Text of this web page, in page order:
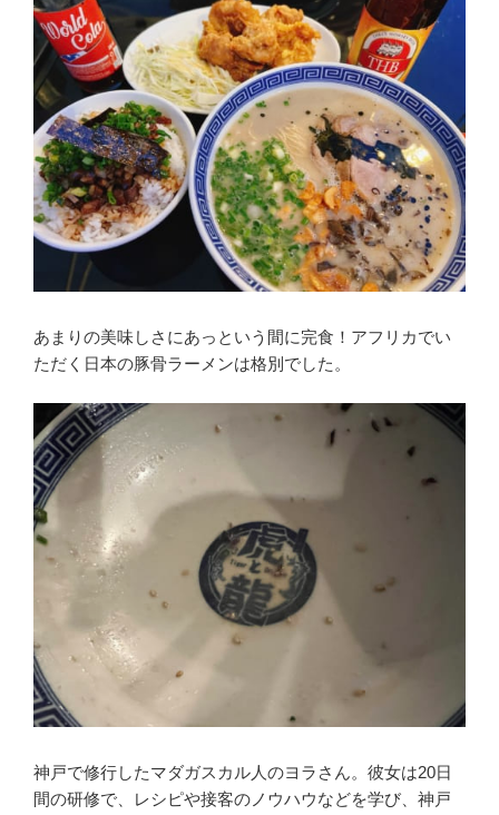
あまりの美味しさにあっという間に完食！アフリカでい
ただく日本の豚骨ラーメンは格別でした。
神戸で修行したマダガスカル人のヨラさん。彼女は20日
間の研修で、レシピや接客のノウハウなどを学び、神戸